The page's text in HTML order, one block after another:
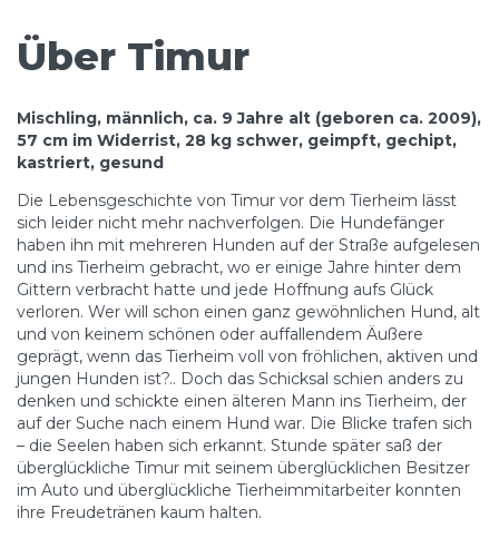
Über Timur
Mischling, männlich, ca. 9 Jahre alt (geboren ca. 2009),
57 cm im Widerrist, 28 kg schwer, geimpft, gechipt,
kastriert, gesund
Die Lebensgeschichte von Timur vor dem Tierheim lässt
sich leider nicht mehr nachverfolgen. Die Hundefänger
haben ihn mit mehreren Hunden auf der Straße aufgelesen
und ins Tierheim gebracht, wo er einige Jahre hinter dem
Gittern verbracht hatte und jede Hoffnung aufs Glück
verloren. Wer will schon einen ganz gewöhnlichen Hund, alt
und von keinem schönen oder auffallendem Äußere
geprägt, wenn das Tierheim voll von fröhlichen, aktiven und
jungen Hunden ist?.. Doch das Schicksal schien anders zu
denken und schickte einen älteren Mann ins Tierheim, der
auf der Suche nach einem Hund war. Die Blicke trafen sich
– die Seelen haben sich erkannt. Stunde später saß der
überglückliche Timur mit seinem überglücklichen Besitzer
im Auto und überglückliche Tierheimmitarbeiter konnten
ihre Freudetränen kaum halten.